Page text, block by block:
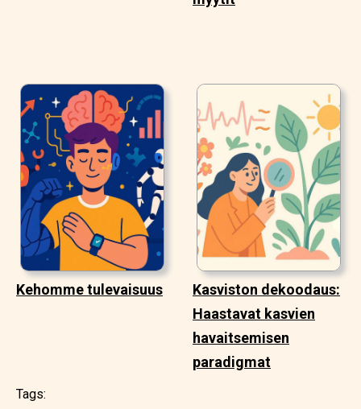
Kehomme tulevaisuus
Kasviston dekoodaus:
Haastavat kasvien
havaitsemisen
paradigmat
Tags: